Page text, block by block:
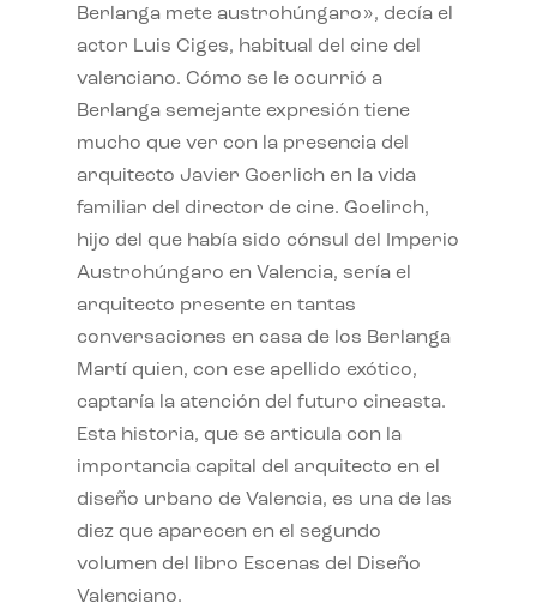
Berlanga mete austrohúngaro», decía el
actor Luis Ciges, habitual del cine del
valenciano. Cómo se le ocurrió a
Berlanga semejante expresión tiene
mucho que ver con la presencia del
arquitecto Javier Goerlich en la vida
familiar del director de cine. Goelirch,
hijo del que había sido cónsul del Imperio
Austrohúngaro en Valencia, sería el
arquitecto presente en tantas
conversaciones en casa de los Berlanga
Martí quien, con ese apellido exótico,
captaría la atención del futuro cineasta.
Esta historia, que se articula con la
importancia capital del arquitecto en el
diseño urbano de Valencia, es una de las
diez que aparecen en el segundo
volumen del libro Escenas del Diseño
Valenciano.